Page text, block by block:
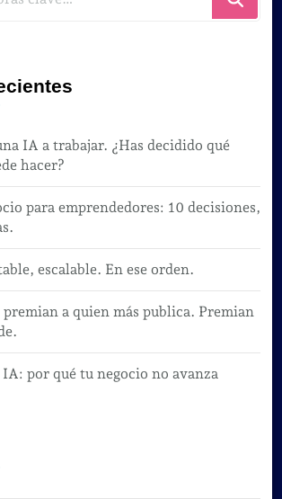
IA a trabajar. ¿Has decidido qué
hacer?
para emprendedores: 10 decisiones,
escalable. En ese orden.
premian a quien más publica. Premian
IA: por qué tu negocio no avanza